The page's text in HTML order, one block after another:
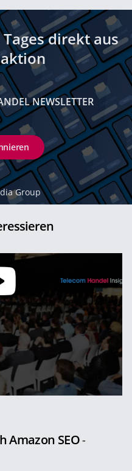
direkt aus
NEWSLETTER
Group
Amazon SEO-